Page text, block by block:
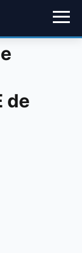
de